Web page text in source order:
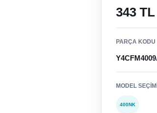
343 TL
PARÇA KODU
MODEL SEÇIMI
400NK